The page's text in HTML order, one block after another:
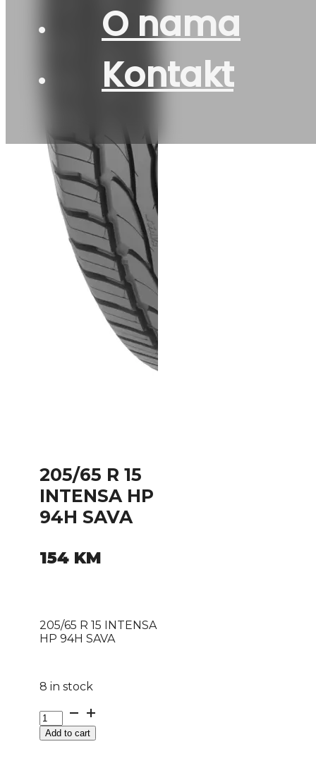
O nama
Kontakt
205/65 R 15
INTENSA HP
94H SAVA
154 KM
205/65 R 15 INTENSA
HP 94H SAVA
8 in stock
205/65
R
15Add to cart